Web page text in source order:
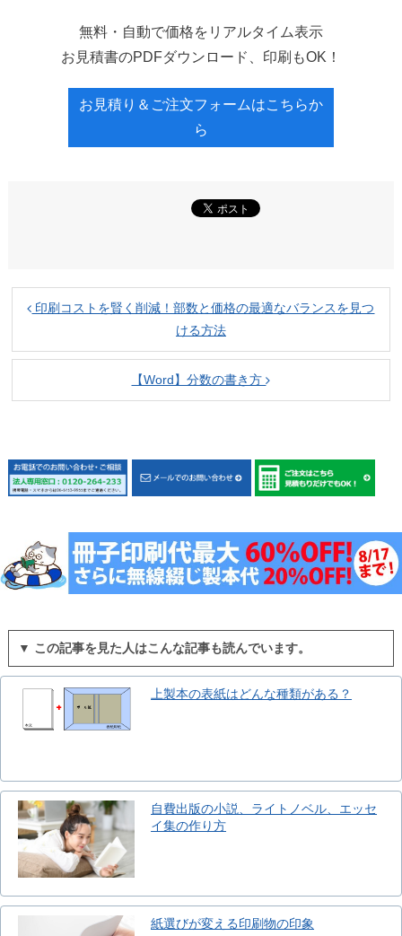
無料・自動で価格をリアルタイム表示
お見積書のPDFダウンロード、印刷もOK！
お見積り＆ご注文フォームはこちらか
ら
印刷コストを賢く削減！部数と価格の最適なバランスを見つ
ける方法
【Word】分数の書き方
▼ この記事を見た人はこんな記事も読んでいます。
上製本の表紙はどんな種類がある？
自費出版の小説、ライトノベル、エッセ
イ集の作り方
紙選びが変える印刷物の印象